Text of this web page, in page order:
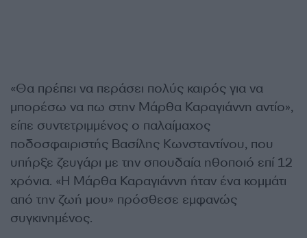
«Θα πρέπει να περάσει πολύς καιρός για να
μπορέσω να πω στην Μάρθα Καραγιάννη αντίο»,
είπε συντετριμμένος ο παλαίμαχος
ποδοσφαιριστής Βασίλης Κωνσταντίνου, που
υπήρξε ζευγάρι με την σπουδαία ηθοποιό επί 12
χρόνια. «Η Μάρθα Καραγιάννη ήταν ένα κομμάτι
από την ζωή μου» πρόσθεσε εμφανώς
συγκινημένος.